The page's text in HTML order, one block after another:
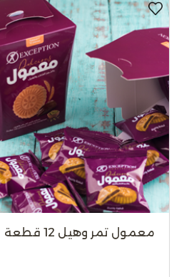
معمول تمر وهيل 12 قطعة